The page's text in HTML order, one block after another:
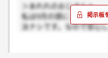
＞あれれのおじさんへ
私は9月の頭にエントリ
汰ナシです。なので安心